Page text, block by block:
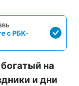
с РБК-
на
и дни